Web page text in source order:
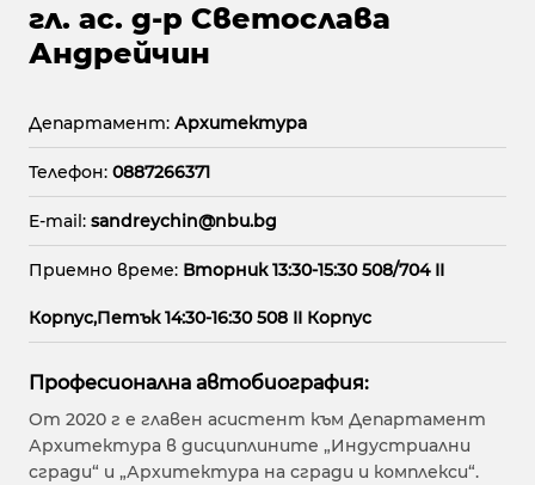
гл. ас. д-р Светослава
Андрейчин
Департамент: Архитектура
Телефон: 0887266371
E-mail: sandreychin@nbu.bg
Приемно време: Вторник 13:30-15:30 508/704 II
Корпус,Петък 14:30-16:30 508 II Корпус
Професионална автобиография:
Oт 2020 г е главен асистент към Департамент
Архитектура в дисциплините „Индустриални
сгради“ и „Архитектура на сгради и комплекси“.